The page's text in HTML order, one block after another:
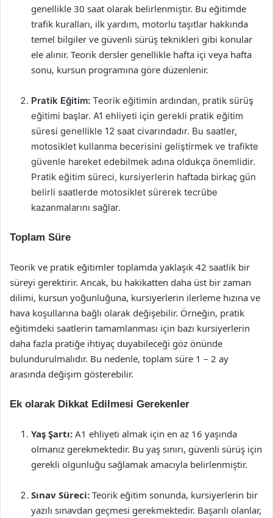
genellikle 30 saat olarak belirlenmiştir. Bu eğitimde
trafik kuralları, ilk yardım, motorlu taşıtlar hakkında
temel bilgiler ve güvenli sürüş teknikleri gibi konular
ele alınır. Teorik dersler genellikle hafta içi veya hafta
sonu, kursun programına göre düzenlenir.
Pratik Eğitim: Teorik eğitimin ardından, pratik sürüş
eğitimi başlar. A1 ehliyeti için gerekli pratik eğitim
süresi genellikle 12 saat civarındadır. Bu saatler,
motosiklet kullanma becerisini geliştirmek ve trafikte
güvenle hareket edebilmek adına oldukça önemlidir.
Pratik eğitim süreci, kursiyerlerin haftada birkaç gün
belirli saatlerde motosiklet sürerek tecrübe
kazanmalarını sağlar.
Toplam Süre
Teorik ve pratik eğitimler toplamda yaklaşık 42 saatlik bir
süreyi gerektirir. Ancak, bu hakikatten daha üst bir zaman
dilimi, kursun yoğunluğuna, kursiyerlerin ilerleme hızına ve
hava koşullarına bağlı olarak değişebilir. Örneğin, pratik
eğitimdeki saatlerin tamamlanması için bazı kursiyerlerin
daha fazla pratiğe ihtiyaç duyabileceği göz önünde
bulundurulmalıdır. Bu nedenle, toplam süre 1 – 2 ay
arasında değişim gösterebilir.
Ek olarak Dikkat Edilmesi Gerekenler
Yaş Şartı: A1 ehliyeti almak için en az 16 yaşında
olmanız gerekmektedir. Bu yaş sınırı, güvenli sürüş için
gerekli olgunluğu sağlamak amacıyla belirlenmiştir.
Sınav Süreci: Teorik eğitim sonunda, kursiyerlerin bir
yazılı sınavdan geçmesi gerekmektedir. Başarılı olanlar,